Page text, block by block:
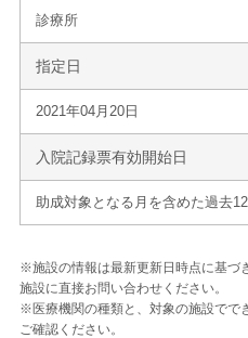
診療所
指定日
2021年04月20日
入院記録票有効開始日
助成対象となる月を含めた過去
※施設の情報は最新更新日時点に基づ
施設に直接お問い合わせください。
※医療機関の種類と、対象の施設でで
ご確認ください。